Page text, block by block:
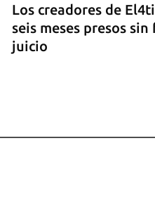
Los creadores de
seis meses presos sin
juicio